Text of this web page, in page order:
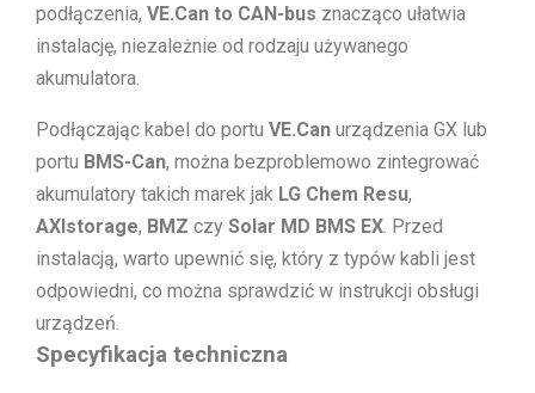
podłączenia, VE.Can to CAN-bus znacząco ułatwia
instalację, niezależnie od rodzaju używanego
akumulatora.
Podłączając kabel do portu VE.Can urządzenia GX lub
portu BMS-Can, można bezproblemowo zintegrować
akumulatory takich marek jak LG Chem Resu,
AXIstorage, BMZ czy Solar MD BMS EX . Przed
instalacją, warto upewnić się, który z typów kabli jest
odpowiedni, co można sprawdzić w instrukcji obsługi
urządzeń.
Specyfikacja techniczna